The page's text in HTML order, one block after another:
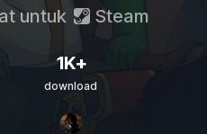
untuk Steam
1K+
download